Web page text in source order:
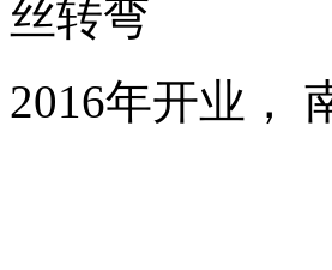
丝转弯
2016年开业